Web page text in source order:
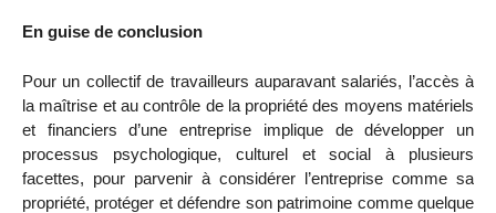
En guise de conclusion
Pour un collectif de travailleurs auparavant salariés, l’accès à
la maîtrise et au contrôle de la propriété des moyens matériels
et financiers d’une entreprise implique de développer un
processus psychologique, culturel et social à plusieurs
facettes, pour parvenir à considérer l’entreprise comme sa
propriété, protéger et défendre son patrimoine comme quelque